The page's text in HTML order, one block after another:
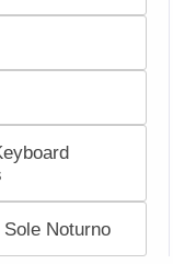
Noturno